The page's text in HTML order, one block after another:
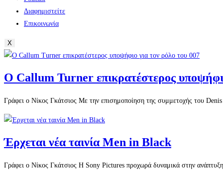
Διαφημιστείτε
Επικοινωνία
X
O Callum Turner επικρατέστερος
Γράφει ο Νίκος Γκάτσιος Με την επισημοποίηση της συμμετοχής του
Έρχεται νέα ταινία Men in Black
Γράφει ο Νίκος Γκάτσιος Η Sony Pictures προχωρά δυναμικά στην